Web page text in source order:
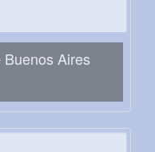
Aires